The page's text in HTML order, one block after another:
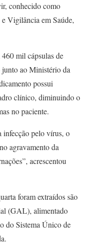
conhecido como
Vigilância em Saúde,
mil cápsulas de
ao Ministério da
possui
clínico, diminuindo o
no paciente.
infecção pelo vírus, o
agravamento da
acrescentou
foram extraídos são
(GAL), alimentado
do Sistema Único de